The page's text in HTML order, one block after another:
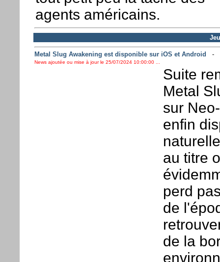
agents américains.
Metal Slug Awakening est disponible sur iOS et Android -
News ajoutée ou mise à jour le 25/07/2024 10:00:00 ...
Suite
Metal
sur
enfin
au titre
perd
de
de la